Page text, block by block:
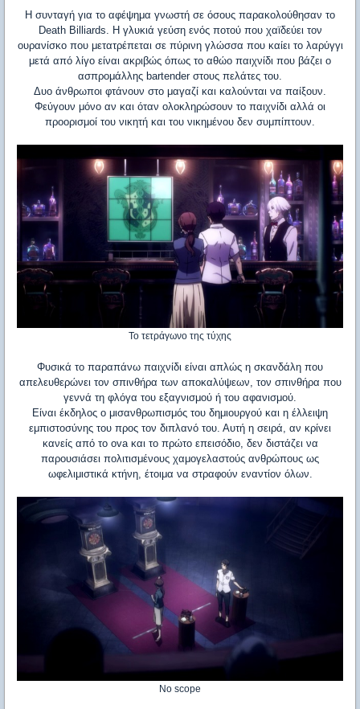
Η συνταγή για το αφέψημα γνωστή σε όσους παρακολούθησαν το
Death Billiards. Η γλυκιά γεύση ενός ποτού που χαϊδεύει τον
ουρανίσκο που μετατρέπεται σε πύρινη γλώσσα που καίει το λαρύγγι
μετά από λίγο είναι ακριβώς όπως το αθώο παιχνίδι που βάζει ο
ασπρομάλλης bartender στους πελάτες του.
Δυο άνθρωποι φτάνουν στο μαγαζί και καλούνται να παίξουν.
Φεύγουν μόνο αν και όταν ολοκληρώσουν το παιχνίδι αλλά οι
προορισμοί του νικητή και του νικημένου δεν συμπίπτουν.
Το τετράγωνο της τύχης
Φυσικά το παραπάνω παιχνίδι είναι απλώς η σκανδάλη που
απελευθερώνει τον σπινθήρα των αποκαλύψεων, τον σπινθήρα που
γεννά τη φλόγα του εξαγνισμού ή του αφανισμού.
Είναι έκδηλος ο μισανθρωπισμός του δημιουργού και η έλλειψη
εμπιστοσύνης του προς τον διπλανό του. Αυτή η σειρά, αν κρίνει
κανείς από το ova και το πρώτο επεισόδιο, δεν διστάζει να
παρουσιάσει πολιτισμένους χαμογελαστούς ανθρώπους ως
ωφελιμιστικά κτήνη, έτοιμα να στραφούν εναντίον όλων.
No scope